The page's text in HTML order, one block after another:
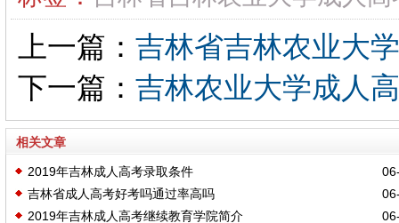
上一篇： 吉林省吉林农业大
下一篇： 吉林农业大学成人
相关文章
2019年吉林成人高考录取条件
吉林省成人高考好考吗通过率高吗
2019年吉林成人高考继续教育学院简介